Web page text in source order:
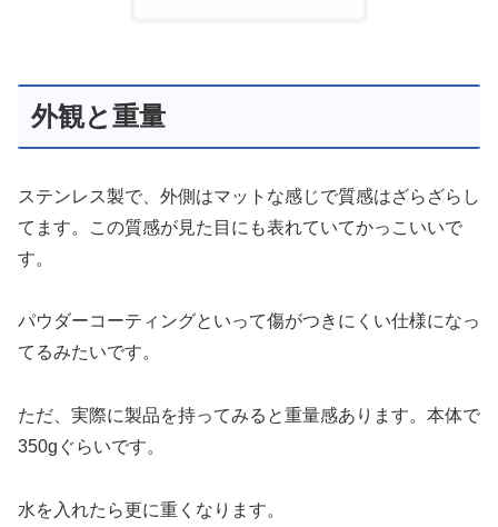
外観と重量
ステンレス製で、外側はマットな感じで質感はざらざらし
てます。この質感が見た目にも表れていてかっこいいで
す。
パウダーコーティングといって傷がつきにくい仕様になっ
てるみたいです。
ただ、実際に製品を持ってみると重量感あります。本体で
350gぐらいです。
水を入れたら更に重くなります。